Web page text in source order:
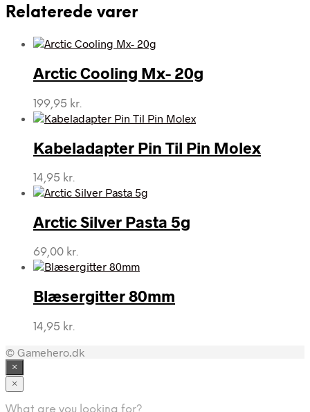
Relaterede varer
Arctic Cooling Mx- 20g
199,95 kr.
Kabeladapter Pin Til Pin Molex
14,95 kr.
Arctic Silver Pasta 5g
69,00 kr.
Blæsergitter 80mm
14,95 kr.
© Gamehero.dk
×
×
What are you looking for?